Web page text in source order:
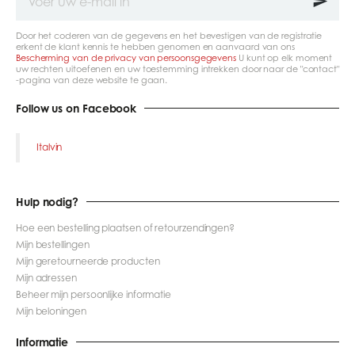
in
Door het coderen van de gegevens en het bevestigen van de registratie
erkent de klant kennis te hebben genomen en aanvaard van ons
Bescherming van de privacy van persoonsgegevens U kunt op elk moment
uw rechten uitoefenen en uw toestemming intrekken door naar de "contact"
-pagina van deze website te gaan.
Follow us on Facebook
Italvin
Hulp nodig?
Hoe een bestelling plaatsen of retourzendingen?
Mijn bestellingen
Mijn geretourneerde producten
Mijn adressen
Beheer mijn persoonlijke informatie
Mijn beloningen
Informatie